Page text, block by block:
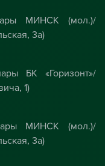
МИНСК (мол.)/
3а)
БК «Горизонт»/
1)
МИНСК (мол.)/
3а)